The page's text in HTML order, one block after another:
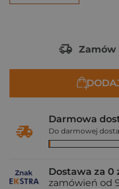
Zamów
Darmowa
Do darmowej
Dostawa za 0
zamówień od